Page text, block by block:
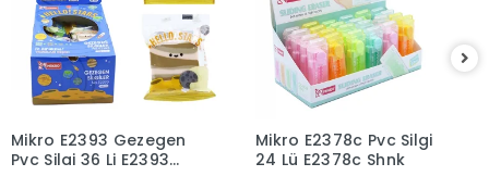
Sepete Ekle
Mikro E2393 Gezegen
Pvc Silgi 36 Li E2393
Sepete Ekle
Mikro E2378c Pvc Silgi
24 Lü E2378c Shnk